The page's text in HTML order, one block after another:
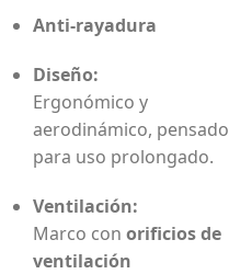
Anti-rayadura
Diseño:
Ergonómico y
aerodinámico, pensado
para uso prolongado.
Ventilación:
Marco con orificios de
ventilación